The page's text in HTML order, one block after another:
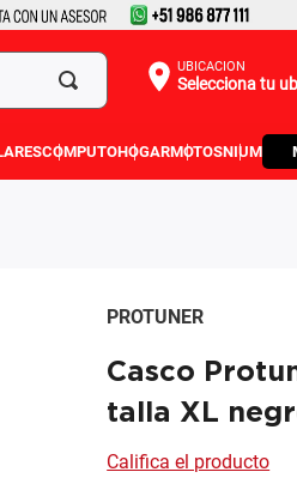
UBICACIÓN
Selecciona tu
COMPUTOHOGARMOTOSNIUM
PROTUNER
Casco
talla XL
Califica el producto